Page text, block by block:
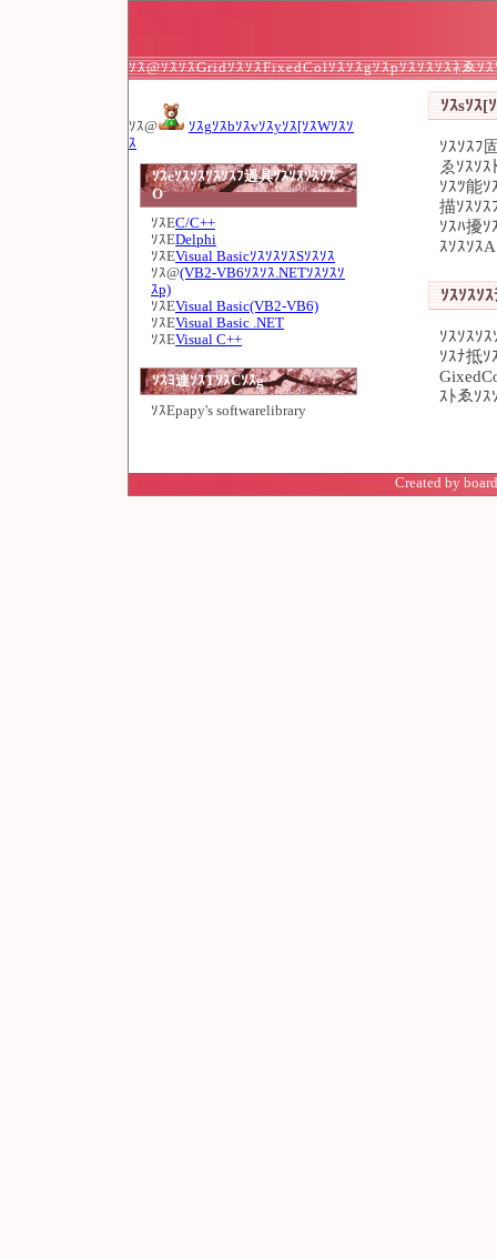
ｿｽ@ｿｽｿｽGridｿｽｿｽFixedColｿｽｿｽgｿｽpｿｽｿｽｿｽﾈゑｿ
ｿｽ@
ｿｽgｿｽbｿｽvｿｽyｿｽ[ｿｽWｿｽｿ
ｽ
ｿｽeｿｽｿｽｿｽｿｽﾌ過具ｿｽｿｽｿｽｿｽ
O
ｿｽEC/C++
ｿｽEDelphi
ｿｽEVisual BasicｿｽｿｽｿｽSｿｽｿｽ
ｿｽ@(VB2-VB6ｿｽｿｽ.NETｿｽｿｽｿ
ｽp)
ｿｽEVisual Basic(VB2-VB6)
ｿｽEVisual Basic .NET
ｿｽEVisual C++
ｿｽﾖ連ｿｽTｿｽCｿｽg
ｿｽEpapy's softwarelibrary
ｿｽsｿｽ[
ｿｽｿｽﾌ
ゑｿｽｿ
ｿｽﾂ能ｿ
描ｿｽｿｽ
ｿｽﾊ擾ｿ
ｽｿｽｿｽ
ｿｽｿｽｿ
ｿｽｿｽｿ
ｿｽﾅ抵ｿ
ｽﾄゑｿｽ
Created by